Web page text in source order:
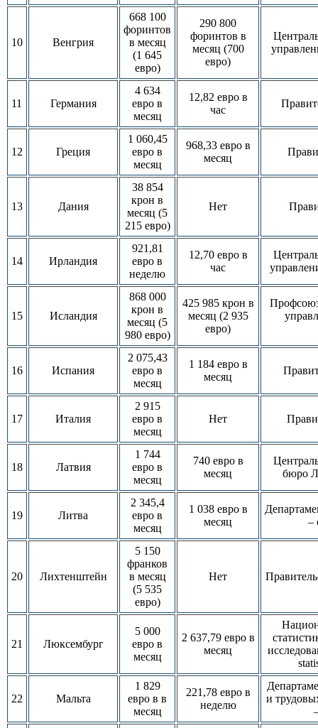
10 Венгрия
668 100
форинтов
в месяц
(1 645
евро)
290 800
форинтов в
месяц (700
евро)
11 Германия
4 634
евро в
месяц
12,82 евро в
час
12 Греция
1 060,45
евро в
месяц
968,33 евро в
месяц
13 Дания
38 854
крон в
месяц (5
215 евро)
Нет
14 Ирландия
921,81
евро в
неделю
12,70 евро в
час
15 Исландия
868 000
крон в
месяц (5
980 евро)
425 985 крон в
месяц (2 935
евро)
16 Испания
2 075,43
евро в
месяц
1 184 евро в
месяц
17 Италия
2 915
евро в
месяц
Нет
18 Латвия
1 744
евро в
месяц
740 евро в
месяц
бюро
19 Литва
2 345,4
евро в
месяц
1 038 евро в
месяц
–
20 Лихтенштейн
5 150
франков
в месяц
(5 535
евро)
Нет
21 Люксембург
5 000
евро в
месяц
2 637,79 евро в
месяц
22 Мальта
1 829
евро в в
месяц
221,78 евро в
неделю
и